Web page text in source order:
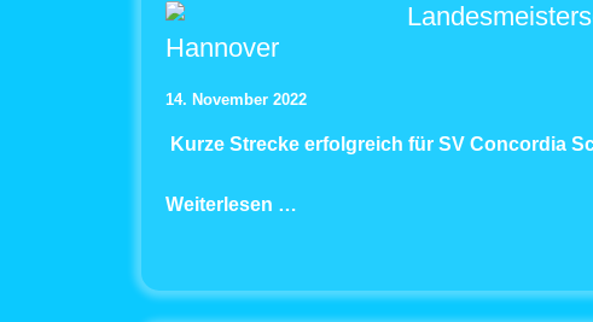
Hannover
14. November 2022
Kurze Strecke erfolgreich für SV Concordia
Weiterlesen …